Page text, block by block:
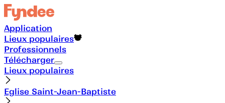
Application
Lieux populaires
Professionnels
Télécharger
Lieux populaires
Eglise Saint-Jean-Baptiste